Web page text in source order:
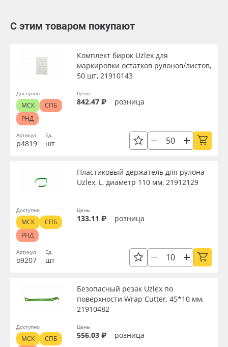
С этим товаром покупают
Артикул
р4819
Комплект бирок Uzlex для
маркировки остатков рулонов/листов,
50 шт, 21910143
Ед.
шт
Цены
842.47 ₽ розница
Доступно
МСК
СПБ
РНД
Артикул
о9207
Пластиковый держатель для рулона
Uzlex, L, диаметр 110 мм, 21912129
Ед.
шт
Цены
133.11 ₽ розница
Доступно
МСК
СПБ
РНД
Безопасный резак Uzlex по
поверхности Wrap Cutter, 45*10 мм,
21910482
Цены
556.03 ₽ розница
Доступно
МСК
СПБ